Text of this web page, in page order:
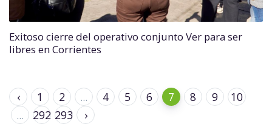
Exitoso cierre del operativo conjunto Ver para ser
libres en Corrientes
‹ 1 2 ... 4 5 6 7 8 9
10
...
292 293 ›